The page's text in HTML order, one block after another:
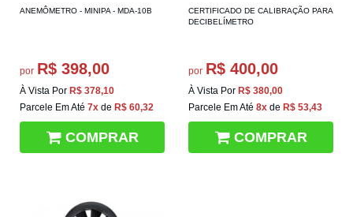
ANEMÔMETRO - MINIPA - MDA-10B
por R$ 398,00
À Vista Por R$ 378,10
Parcele Em Até 7x de R$ 60,32
COMPRAR
CERTIFICADO DE CALIBRAÇÃO PARA
DECIBELÍMETRO
por R$ 400,00
À Vista Por R$ 380,00
Parcele Em Até 8x de R$ 53,43
COMPRAR